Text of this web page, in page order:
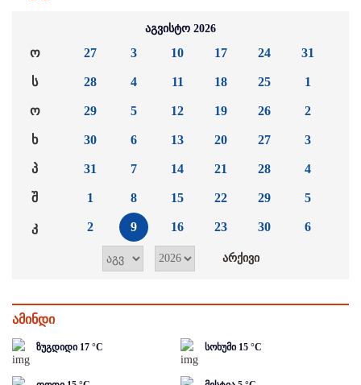
აგვისტო 2026
ო
ს
ო
ხ
პ
შ
კ
27
28
29
30
31
1
2
3
4
5
6
7
8
9
10
11
12
13
14
15
16
17
18
19
20
21
22
23
24
25
26
27
28
29
30
31
1
2
3
4
5
6
ამინდი
ზუგდიდი 17 °C სოხუმი 15 °C